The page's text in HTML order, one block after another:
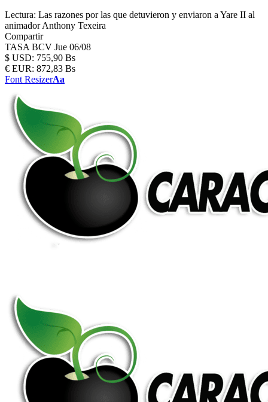
Lectura: Las razones por las que detuvieron y enviaron a Yare II al
animador Anthony Texeira
Compartir
TASA BCV Jue 06/08
$ USD: 755,90 Bs
€ EUR: 872,83 Bs
Font ResizerAa